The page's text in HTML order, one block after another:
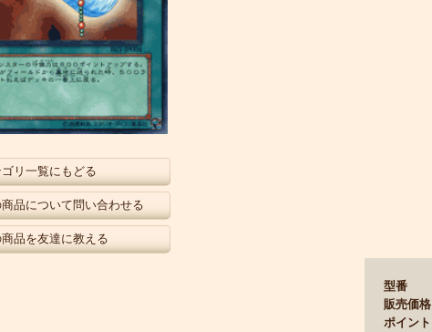
ゴリ一覧にもどる
商品について問い合わせる
商品を友達に教える
型番
販売価格
ポイント